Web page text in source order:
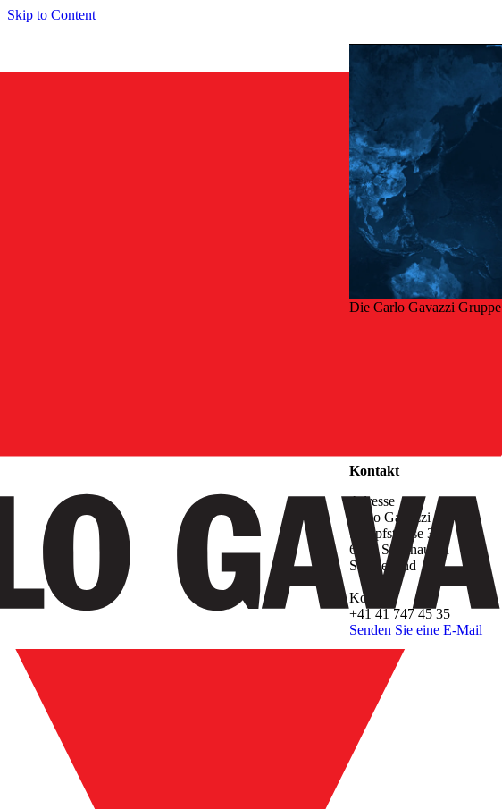
Skip to Content
Die Carlo Gavazzi Gruppe
Kontakt
Adresse
Carlo Gavazzi AG
Sumpfstrasse 3
6312 Steinhausen
Switzerland
Kontakt
+41 41 747 45 35
Senden Sie eine E-Mail